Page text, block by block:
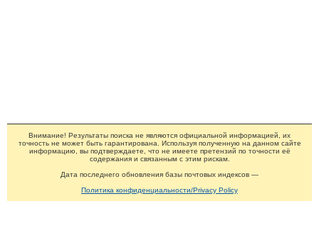
Внимание! Результаты поиска не являются официальной информацией, их
точность не может быть гарантирована. Используя полученную на данном сайте
информацию, вы подтверждаете, что не имеете претензий по точности её
содержания и связанным с этим рискам.
Дата последнего обновления базы почтовых индексов —
Политика конфиденциальности/Privacy Policy